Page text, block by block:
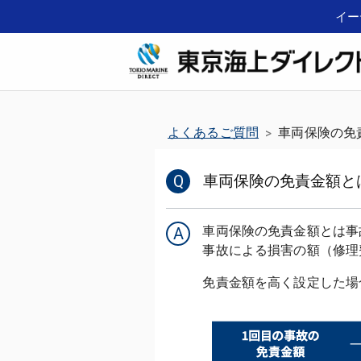
イ
よくあるご質問 > 車両保険の免
Q 車両保険の免責金額
A 車両保険の免責金額とは